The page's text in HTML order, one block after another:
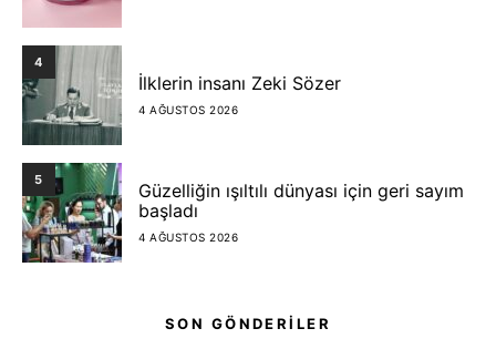
4
İlklerin insanı Zeki Sözer
4 AĞUSTOS 2026
5
Güzelliğin ışıltılı dünyası için geri sayım
başladı
4 AĞUSTOS 2026
SON GÖNDERİLER